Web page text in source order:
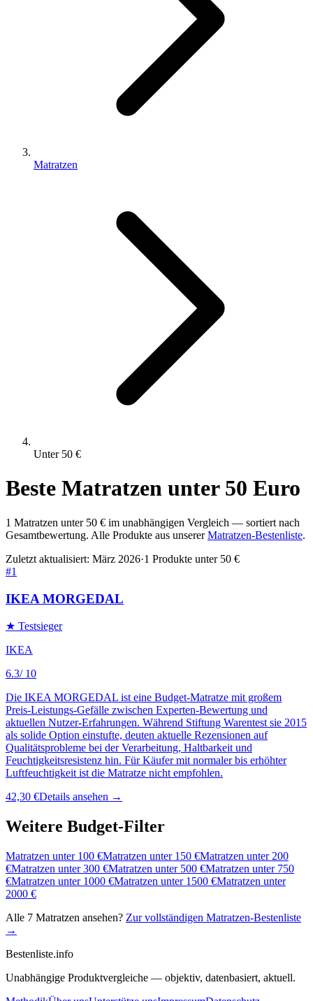
Matratzen
Unter 50 €
Beste Matratzen unter 50 Euro
1 Matratzen unter 50 € im unabhängigen Vergleich — sortiert nach
Gesamtbewertung. Alle Produkte aus unserer Matratzen-Bestenliste.
Zuletzt aktualisiert: März 2026·1 Produkte unter 50 €
#1
IKEA MORGEDAL
★ Testsieger
IKEA
6.3/ 10
Die IKEA MORGEDAL ist eine Budget-Matratze mit großem
Preis-Leistungs-Gefälle zwischen Experten-Bewertung und
aktuellen Nutzer-Erfahrungen. Während Stiftung Warentest sie 2015
als solide Option einstufte, deuten aktuelle Rezensionen auf
Qualitätsprobleme bei der Verarbeitung, Haltbarkeit und
Feuchtigkeitsresistenz hin. Für Käufer mit normaler bis erhöhter
Luftfeuchtigkeit ist die Matratze nicht empfohlen.
42,30 €Details ansehen →
Weitere Budget-Filter
Matratzen unter 100 €Matratzen unter 150 €Matratzen unter 200
€Matratzen unter300 €Matratzen unter 500 €Matratzen unter 750
€Matratzen unter 1000 €Matratzen unter 1500 €Matratzen unter
2000 €
Alle 7 Matratzen ansehen? Zur vollständigen Matratzen-Bestenliste
→
Bestenliste.info
Unabhängige Produktvergleiche — objektiv, datenbasiert, aktuell.